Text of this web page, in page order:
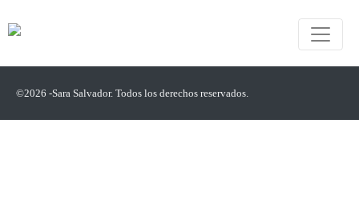
©2026 -Sara Salvador. Todos los derechos reservados.